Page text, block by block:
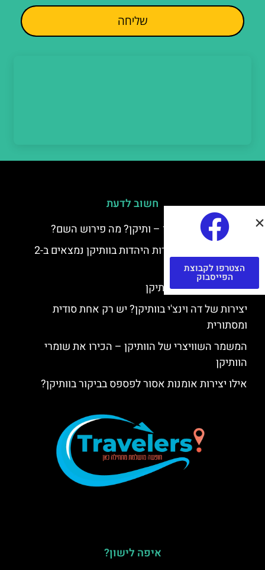
שליחה
חשוב לדעת
למה קוראים לוותיקן – ותיקן? מה פירוש השם?
כתב יד ותיקן – אוצרות היהדות בוותיקן נמצאים ב-2
כתבי יד עתיקים
יצירות של רפאל בוותיקן
יצירות של דה וינצ'י בוותיקן? יש רק אחת סודית
ומסתורית
המשמר השוויצרי של הוותיקן – הכירו את שומרי
הוותיקן
אילו יצירות אומנות אסור לפספס בביקור בוותיקן?
איפה לישון?
הצטרפו לקבוצת
הפייסבוק